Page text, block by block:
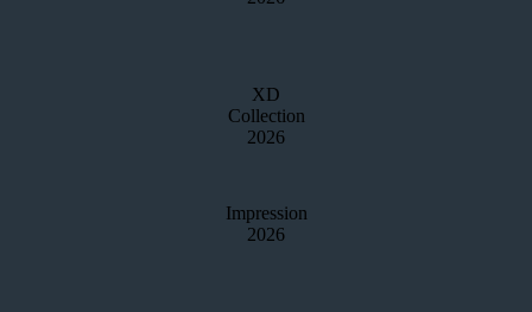
XD
Collection
2026
Impression
2026